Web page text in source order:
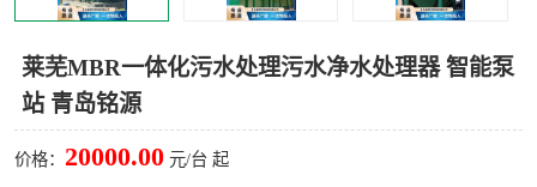
莱芜MBR一体化污水处理污水净水处理器 智能泵
站 青岛铭源
价格： 20000.00 元/台 起
真空冲洗设备
水平自清洗格栅